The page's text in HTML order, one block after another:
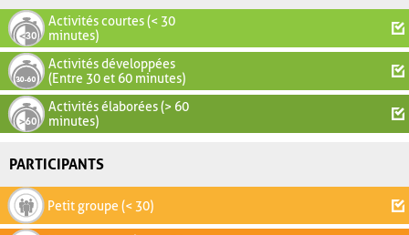
Activités courtes (< 30
minutes)
Activités développées
(Entre 30 et 60 minutes)
Activités élaborées (> 60
minutes)
PARTICIPANTS
Petit groupe (< 30)